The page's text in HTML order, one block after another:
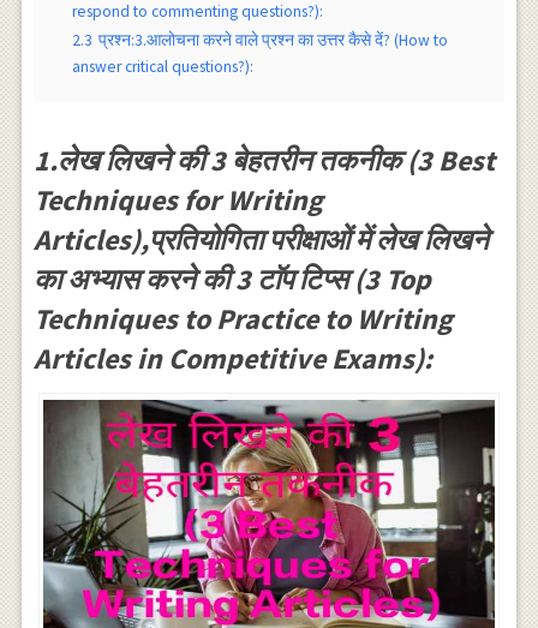
respond to commenting questions?):
2.3 प्रश्न:3.आलोचना करने वाले प्रश्न का उत्तर कैसे दें? (How to
answer critical questions?):
1.लेख लिखने की 3 बेहतरीन तकनीक (3 Best
Techniques for Writing
Articles),प्रतियोगिता परीक्षाओं में लेख लिखने
का अभ्यास करने की 3 टाॅप टिप्स (3 Top
Techniques to Practice to Writing
Articles in Competitive Exams):